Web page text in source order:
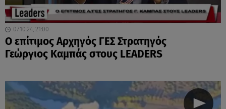
07.10.24, 21:00
Ο επίτιμος Αρχηγός ΓΕΣ Στρατηγός
Γεώργιος Καμπάς στους LEADERS